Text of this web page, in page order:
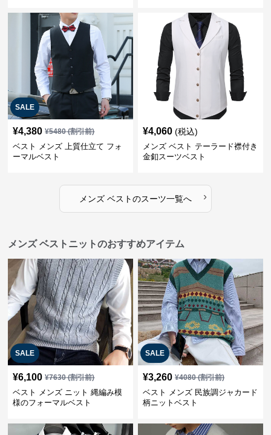
SALE
¥4,380 ¥5480(割引前)
ベスト メンズ 上質仕立て フォ
ーマルベスト
¥4,060 (税込)
メンズ ベスト テーラード襟付き
金釦スーツベスト
メンズ ベストのスーツ一覧へ ›
メンズ ベストニットのおすすめアイテム
SALE
¥6,100 ¥7630(割引前)
ベスト メンズ ニット 縄編み模
様のフォーマルベスト
SALE
¥3,260 ¥4080(割引前)
ベスト メンズ 民族調ジャカード
柄ニットベスト